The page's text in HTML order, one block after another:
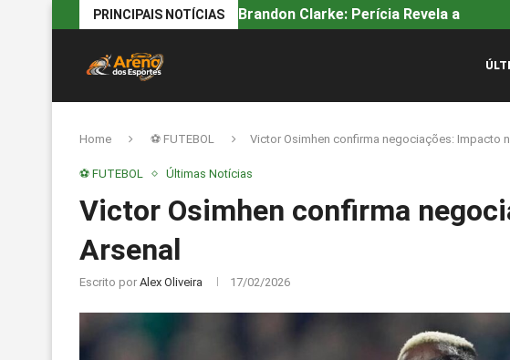
PRINCIPAIS NOTÍCIAS Brandon Clarke: Perícia Revela a Causa
Home ⚽ FUTEBOL Victor Osimhen confirma negociações: Impacto
⚽ FUTEBOL Últimas Notícias
Victor Osimhen confirma
Arsenal
Escrito por Alex Oliveira 17/02/2026